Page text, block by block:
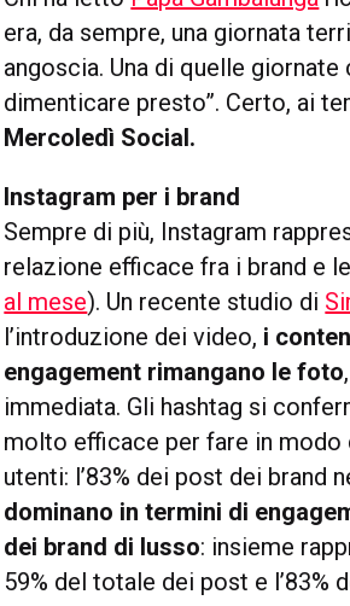
era, da sempre, una giornata
angoscia. Una di quelle
dimenticare presto”. Certo, ai
Mercoledì Social.
Instagram per i brand
Sempre di più, Instagram
relazione efficace fra i brand e
al mese). Un recente studio di
l’introduzione dei video, i
engagement rimangano le foto
immediata. Gli hashtag si
molto efficace per fare in
utenti: l’83% dei post dei brand
dominano in termini di
dei brand di lusso: insieme
59% del totale dei post e l’83%